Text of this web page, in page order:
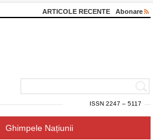
ARTICOLE RECENTE Abonare
ISSN 2247 – 5117
Ghimpele Națiunii